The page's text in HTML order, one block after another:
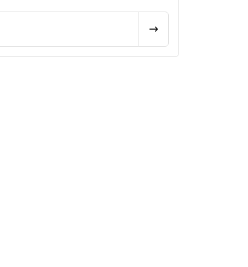
CALCULAR FRETE